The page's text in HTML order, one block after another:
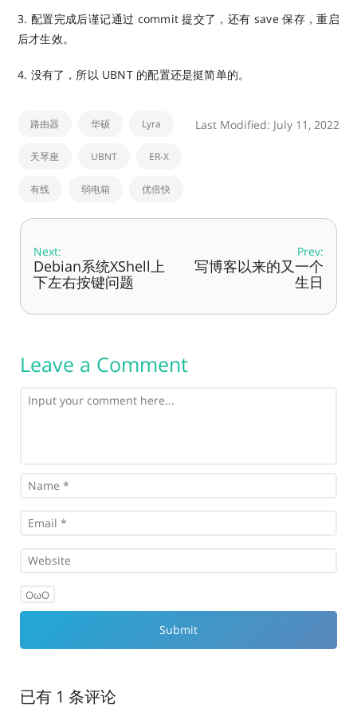
3. 配置完成后谨记通过 commit 提交了，还有 save 保存，重启
后才生效。
4. 没有了，所以 UBNT 的配置还是挺简单的。
路由器 华硕 Lyra
天琴座 UBNT ER-X
有线 弱电箱 优倍快
Last Modified: July 11, 2022
Next:
Debian系统XShell上
下左右按键问题
Prev:
写博客以来的又一个
生日
Leave a Comment
OωO
已有 1 条评论